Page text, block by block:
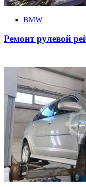
BMW
Ремонт рулевой